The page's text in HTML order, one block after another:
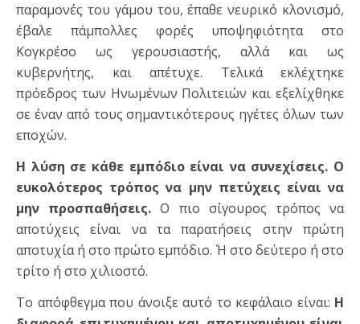
παραμονές του γάμου του, έπαθε νευρικό κλονισμό,
έβαλε πάμπολλες φορές υποψηφιότητα στο
Κογκρέσο ως γερουσιαστής, αλλά και ως
κυβερνήτης, και απέτυχε. Τελικά εκλέχτηκε
πρόεδρος των Ηνωμένων Πολιτειών και εξελίχθηκε
σε έναν από τους σημαντικότερους ηγέτες όλων των
εποχών.
Η λύση σε κάθε εμπόδιο είναι να συνεχίσεις. Ο
ευκολότερος τρόπος να μην πετύχεις είναι να
μην προσπαθήσεις. Ο πιο σίγουρος τρόπος να
αποτύχεις είναι να τα παρατήσεις στην πρώτη
αποτυχία ή στο πρώτο εμπόδιο. Ή στο δεύτερο ή στο
τρίτο ή στο χιλιοστό.
Το απόφθεγμα που άνοιξε αυτό το κεφάλαιο είναι: Η